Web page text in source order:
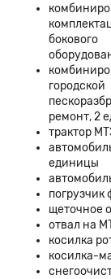
ремонт, 2
трактор
единицы
щеточное
отвал на
косилка
косилка-